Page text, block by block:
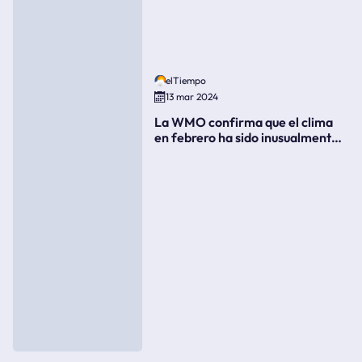
elTiempo
13 mar 2024
La WMO confirma que el clima
en febrero ha sido inusualmente